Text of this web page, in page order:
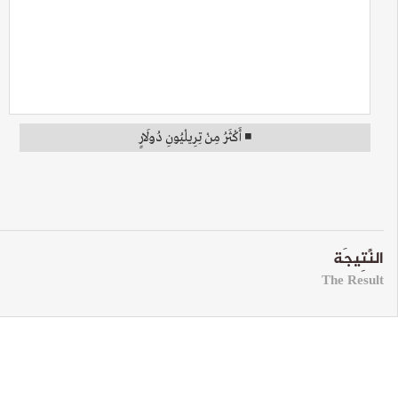
◾ أَكْثَرُ مِنْ تِرِيلْيُونِ دُولَارٍ
النَّتِيجَة
The Result